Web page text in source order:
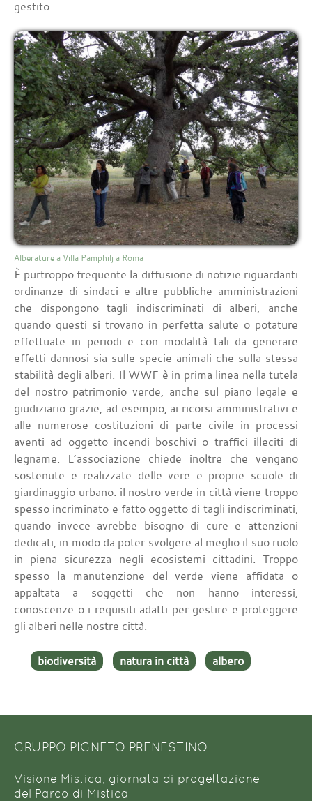
gestito.
Alberature a Villa Pamphilj a Roma
È purtroppo frequente la diffusione di notizie riguardanti
ordinanze di sindaci e altre pubbliche amministrazioni
che dispongono tagli indiscriminati di alberi, anche
quando questi si trovano in perfetta salute o potature
effettuate in periodi e con modalità tali da generare
effetti dannosi sia sulle specie animali che sulla stessa
stabilità degli alberi. Il WWF è in prima linea nella tutela
del nostro patrimonio verde, anche sul piano legale e
giudiziario grazie, ad esempio, ai ricorsi amministrativi e
alle numerose costituzioni di parte civile in processi
aventi ad oggetto incendi boschivi o traffici illeciti di
legname. L’associazione chiede inoltre che vengano
sostenute e realizzate delle vere e proprie scuole di
giardinaggio urbano: il nostro verde in città viene troppo
spesso incriminato e fatto oggetto di tagli indiscriminati,
quando invece avrebbe bisogno di cure e attenzioni
dedicati, in modo da poter svolgere al meglio il suo ruolo
in piena sicurezza negli ecosistemi cittadini. Troppo
spesso la manutenzione del verde viene affidata o
appaltata a soggetti che non hanno interessi,
conoscenze o i requisiti adatti per gestire e proteggere
gli alberi nelle nostre città.
biodiversità natura in città albero
GRUPPO PIGNETO PRENESTINO
Visione Mistica, giornata di progettazione
del Parco di Mistica